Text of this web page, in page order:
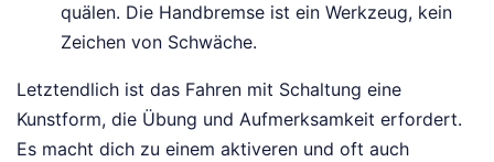
quälen. Die Handbremse ist ein Werkzeug, kein
Zeichen von Schwäche.
Letztendlich ist das Fahren mit Schaltung eine
Kunstform, die Übung und Aufmerksamkeit erfordert.
Es macht dich zu einem aktiveren und oft auch